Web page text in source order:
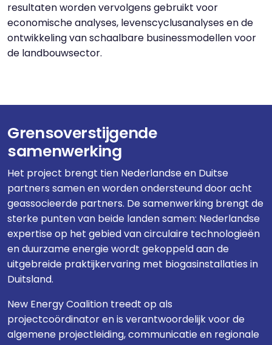
resultaten worden vervolgens gebruikt voor
economische analyses, levenscyclusanalyses en de
ontwikkeling van schaalbare businessmodellen voor
de landbouwsector.
Grensoverstijgende
samenwerking
Het project brengt tien Nederlandse en Duitse
partners samen en worden ondersteund door acht
geassocieerde partners. De samenwerking brengt de
sterke punten van beide landen samen: Nederlandse
expertise op het gebied van circulaire technologieën
en duurzame energie wordt gekoppeld aan de
uitgebreide praktijkervaring met biogasinstallaties in
Duitsland.
New Energy Coalition treedt op als
projectcoördinator en is verantwoordelijk voor de
algemene projectleiding, communicatie en regionale